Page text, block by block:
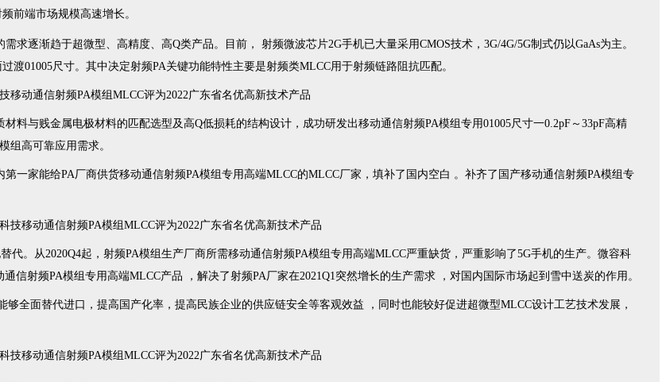
前端市场规模高速增长。
求逐渐趋于超微型、高精度、高Q类产品。目前， 射频微波芯片2G手机已大量采用CMOS技术，3G/4G/5G制式仍以GaAs为主。
渡01005尺寸。其中决定射频PA关键功能特性主要是射频类MLCC用于射频链路阻抗匹配。
料与贱金属电极材料的匹配选型及高Q低损耗的结构设计，成功研发出移动通信射频PA模组专用01005尺寸一0.2pF～33pF高精
组高可靠应用需求。
一家能给PA厂商供货移动通信射频PA模组专用高端MLCC的MLCC厂家，填补了国内空白 。补齐了国产移动通信射频PA模组专
。从2020Q4起，射频PA模组生产厂商所需移动通信射频PA模组专用高端MLCC严重缺货，严重影响了5G手机的生产。 微容科
信射频PA模组专用高端MLCC产品 ，解决了射频PA厂家在2021Q1突然增长的生产需求 ，对国内国际市场起到雪中送炭的作用。
够全面替代进口，提高国产化率，提高民族企业的供应链安全等客观效益 ，同时也能较好促进超微型MLCC设计工艺技术发展，